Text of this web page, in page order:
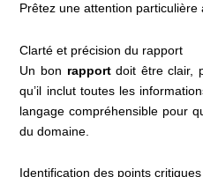
Prêtez une attention particulière
Clarté et précision du rapport
Un bon rapportdoit être clair,
qu’il inclut toutes les
langage compréhensible pour
du domaine.
Identification des points critiques